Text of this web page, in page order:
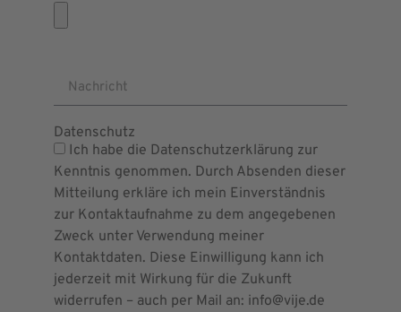
Datenschutz
Ich habe die Datenschutzerklärung zur
Kenntnis genommen. Durch Absenden dieser
Mitteilung erkläre ich mein Einverständnis
zur Kontaktaufnahme zu dem angegebenen
Zweck unter Verwendung meiner
Kontaktdaten. Diese Einwilligung kann ich
jederzeit mit Wirkung für die Zukunft
widerrufen – auch per Mail an: info@vije.de